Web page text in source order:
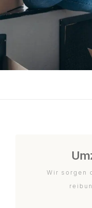
Wir sorgen